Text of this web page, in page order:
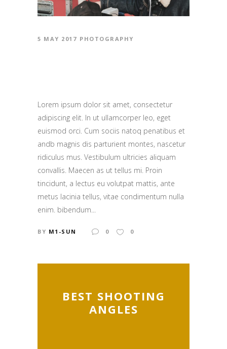
5 MAY 2017 PHOTOGRAPHY
Lorem ipsum dolor sit amet, consectetur
adipiscing elit. In ut ullamcorper leo, eget
euismod orci. Cum sociis natoq penatibus et
andb magnis dis parturient montes, nascetur
ridiculus mus. Vestibulum ultricies aliquam
convallis. Maecen as ut tellus mi. Proin
tincidunt, a lectus eu volutpat mattis, ante
metus lacinia tellus, vitae condimentum nulla
enim. bibendum...
BY M1-SUN 0 0
BEST SHOOTING
ANGLES